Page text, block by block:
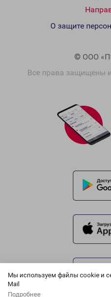
Мы используем файлы cookie и
Mail
Подробнее
© ООО
Все права защищены
О защите